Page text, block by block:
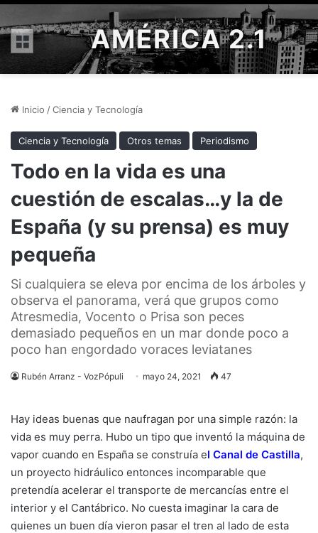
Menú AMÉRICA 2.1
Inicio /Ciencia y Tecnología
Ciencia y Tecnología Otros temas Periodismo
Todo en la vida es una
cuestión de escalas…y la de
España (y su prensa) es muy
pequeña
Si cualquiera se eleva por encima de los árboles y
observa el panorama, verá que grupos como
Atresmedia, Vocento o Prisa son peces
demasiado pequeños en un mar donde poco a
poco han engordado voraces leviatanes
Rubén Arranz - VozPópuli mayo 24, 2021 47
Hay ideas buenas que naufragan por una simple razón: la
vida es muy perra. Hubo un tipo que inventó la máquina de
vapor cuando en España se construía el Canal de Castilla,
un proyecto hidráulico entonces incomparable que
pretendía acelerar el transporte de mercancías entre el
interior y el Cantábrico. No cuesta imaginar la cara de
quienes un buen día vieron pasar el tren al lado de esta